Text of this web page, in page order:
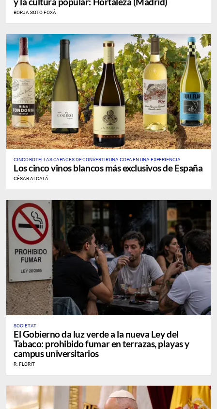
BORJA SOTO FOXÁ
CINCO BOTELLAS CAPACES DE CONVERTIR UNA COPA EN UNA EXPERIENCIA
Los cinco vinos blancos más exclusivos de España
CÉSAR ALCALÁ
SOCIETAT
El Gobierno da luz verde a la nueva Ley del
Tabaco: prohibido fumar en terrazas, playas y
campus universitarios
R. FLORIT